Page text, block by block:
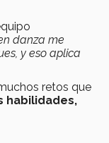
danza me
y eso aplica
retos que
habilidades,